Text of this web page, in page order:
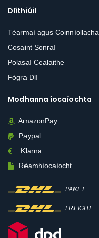
Dlíthiúil
Téarmaí agus Coinníollacha
Cosaint Sonraí
Polasaí Cealaithe
Fógra Dlí
Modhanna íocaíochta
AmazonPay
Paypal
Klarna
Réamhíocaíocht
PAKET
FREIGHT